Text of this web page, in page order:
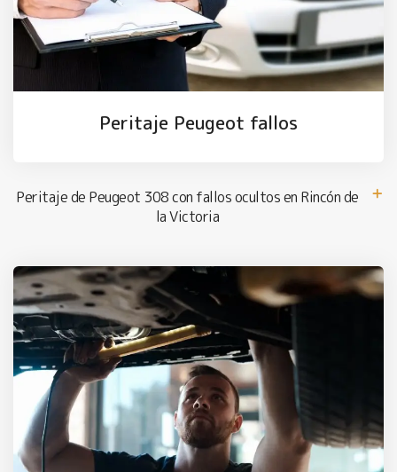
Peritaje Peugeot fallos
Peritaje de Peugeot 308 con fallos ocultos en Rincón de
la Victoria